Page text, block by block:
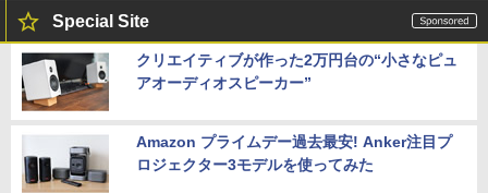
Special Site
クリエイティブが作った2万円台の“小さなピュ
アオーディオスピーカー”
Amazon プライムデー過去最安! Anker注目プ
ロジェクター3モデルを使ってみた